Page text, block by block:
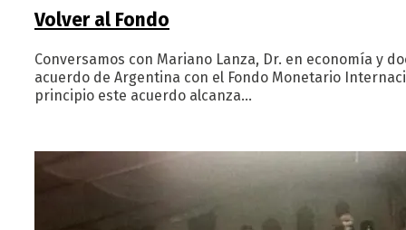
Volver al Fondo
Conversamos con Mariano Lanza, Dr. en economía y
acuerdo de Argentina con el Fondo Monetario
principio este acuerdo alcanza…